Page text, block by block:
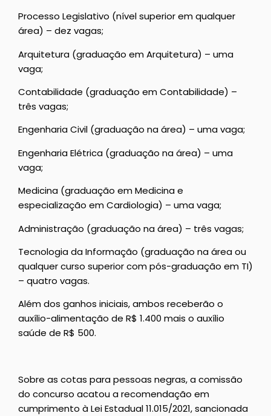
Processo Legislativo (nível superior em qualquer
área) – dez vagas;
Arquitetura (graduação em Arquitetura) – uma
vaga;
Contabilidade (graduação em Contabilidade) –
três vagas;
Engenharia Civil (graduação na área) – uma vaga;
Engenharia Elétrica (graduação na área) – uma
vaga;
Medicina (graduação em Medicina e
especialização em Cardiologia) – uma vaga;
Administração (graduação na área) – três vagas;
Tecnologia da Informação (graduação na área ou
qualquer curso superior com pós-graduação em TI)
– quatro vagas.
Além dos ganhos iniciais, ambos receberão o
auxílio-alimentação de R$ 1.400 mais o auxílio
saúde de R$ 500.
Sobre as cotas para pessoas negras, a comissão
do concurso acatou a recomendação em
cumprimento à Lei Estadual 11.015/2021, sancionada